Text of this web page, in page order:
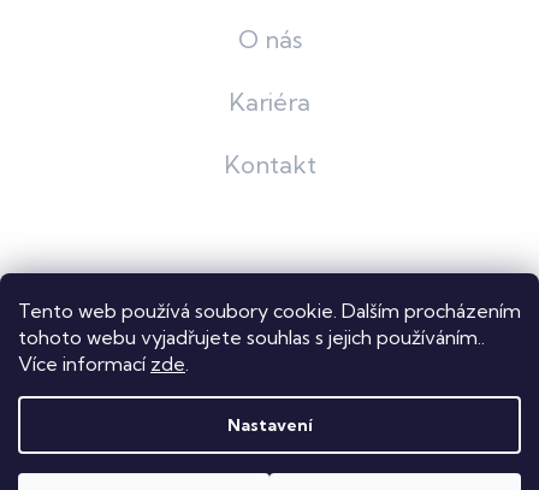
Tento web používá soubory cookie. Dalším procházením
tohoto webu vyjadřujete souhlas s jejich používáním..
Více informací zde.
Nastavení
O nás
Kariéra
Kontakt
Shoptet
Copyright 2026Dastech s.r.o.. Všechna práva vyhrazena.
Upravit nastavení cookies